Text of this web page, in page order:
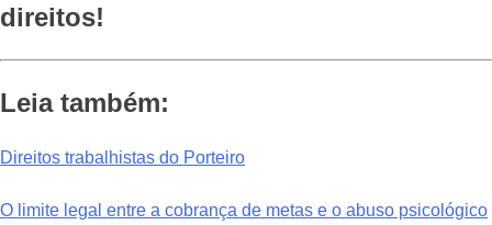
direitos!
Leia também:
Direitos trabalhistas do Porteiro
O limite legal entre a cobrança de metas e o abuso psicológico